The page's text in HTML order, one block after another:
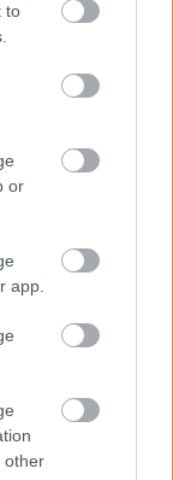
to
or
app.
other
elkezdtem
gyárakkal
hogy
és jó
kezdtek
lassan
nagyobb
több száz
vidékünkön,
mint egy
oldalakat
felejtsük el,